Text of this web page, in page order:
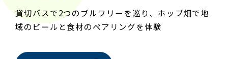
貸切バスで2つのブルワリーを巡り、ホップ畑で地
域のビールと食材のペアリングを体験